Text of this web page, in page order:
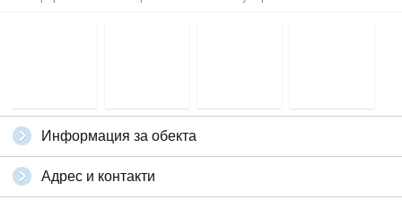
Информация за обекта
Адрес и контакти